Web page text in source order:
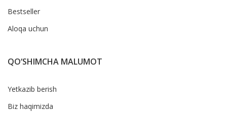
Bestseller
Aloqa uchun
QO‘SHIMCHA MALUMOT
Yetkazib berish
Biz haqimizda